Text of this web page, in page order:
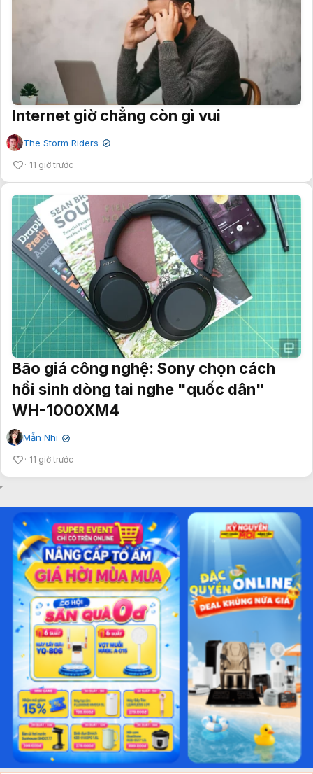
Internet giờ chẳng còn gì vui
The Storm Riders ✔
11 giờ trước
Bão giá công nghệ: Sony chọn cách
hồi sinh dòng tai nghe "quốc dân"
WH-1000XM4
Mẫn Nhi ✔
11 giờ trước